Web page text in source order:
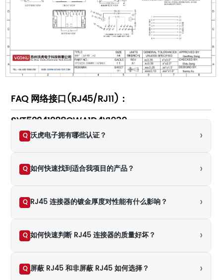
FAQ 网络接口(RJ45/RJ11)：
SYT52241288GWA1D4Y1030
Q 沃虎电子拥有哪些认证？ ›
Q 如何快速找到适合我项目的产品？ ›
Q RJ45 连接器的镀金厚度对性能有什么影响？ ›
Q 如何快速判断 RJ45 连接器的质量好坏？ ›
Q 屏蔽 RJ45 和非屏蔽 RJ45 如何选择？ ›